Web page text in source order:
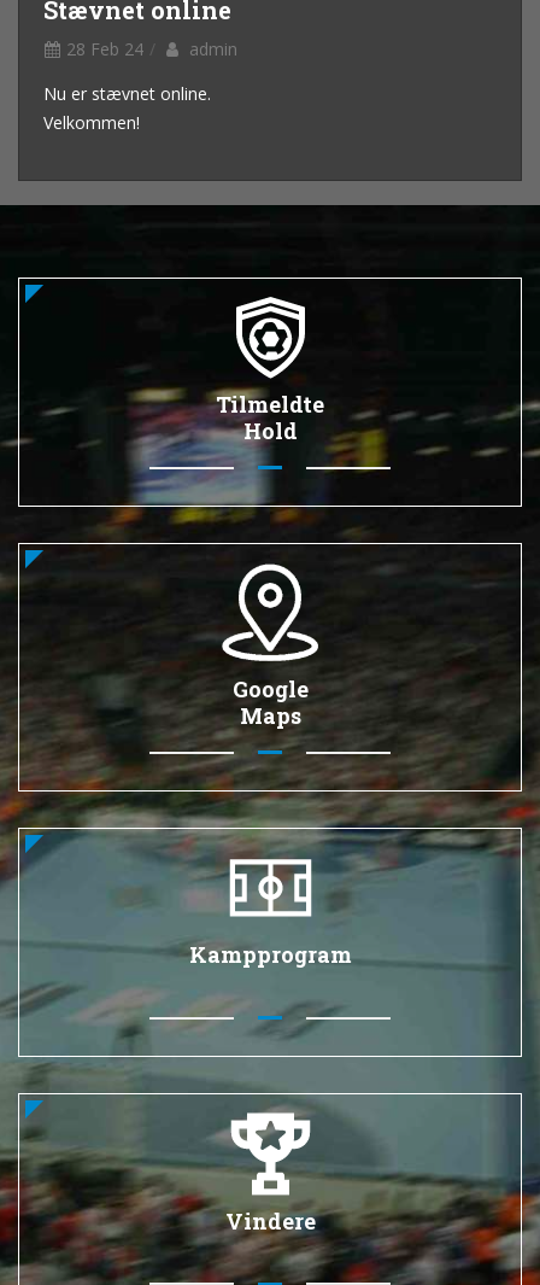
Stævnet online
28 Feb 24
admin
Nu er stævnet online.
Velkommen!
Tilmeldte
Hold
Google
Maps
Kampprogram
Vindere